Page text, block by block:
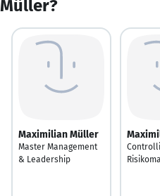
Müller?
Maximilian Müller
Master Management
& Leadership